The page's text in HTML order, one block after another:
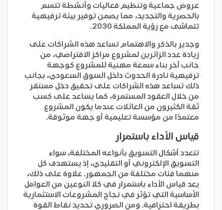
عروض جماعية وتنظيم فعاليات وأنشطة تتسم
بالحصرية والتجديد، مما يضمن توفير بيئة ترفيهية
تتماشى مع رؤية المملكة 2030.
وجدير بالذكر والاهتمام تساعد هذه الشراكات على
زيادة عدد الزائرين لمشروع مراكز الافتراضي، من
جانب آخر بناء سمعة مهنية للمشروع كوجهة
ترفيهية نادرة الحدوث داخل السوق السعودي، بجانب
ذلك تساعد هذه الشراكات على تحقيق دخل مستقر
من خلال العقود المستمرة، كما يساعد على كسب
ثقة الكثيرون من العائلات عندما يكون المشروع
معتمدًا من مؤسسة تعليمية أو جهة موثوقة.
قياس الأداء باستمرار
تتعدد أشكال التسويق بأنواعه المختلفة، سواء
التسويق الإلكتروني أو التقليدي، إذ يستهدف كل
منهما فئات مختلفة من الجمهور. علاوة على ذلك،
يعد قياس الأداء باستمرار في كلا النوعين من العوامل
الأساسية التي تؤثر في نجاح المشروعات الاستثمارية
بطريقة احترافية. ومن الضروري تحديد نقاط القوة